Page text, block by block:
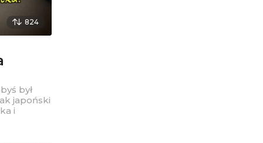
824
był
japoński
i